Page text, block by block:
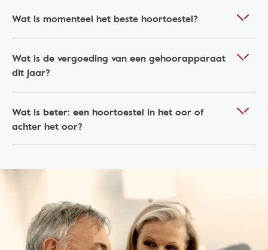
Wat is momenteel het beste hoortoestel?
Wat is de vergoeding van een gehoorapparaat
dit jaar?
Wat is beter: een hoortoestel in het oor of
achter het oor?